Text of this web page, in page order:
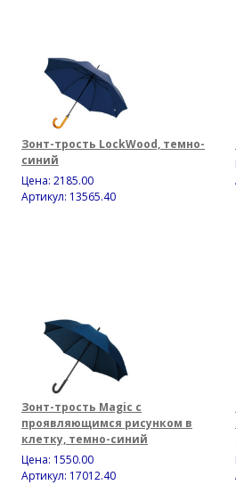
Зонт-трость LockWood, темно-
синий
Цена: 2185.00
Артикул: 13565.40
Зонт-трость Magic с
проявляющимся рисунком в
клетку, темно-синий
Цена: 1550.00
Артикул: 17012.40